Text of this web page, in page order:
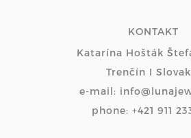
KONTAKT
Katarína Hošták
Trenčín I
e-mail:
phone: +421 911